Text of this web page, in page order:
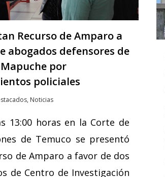
Recurso de Amparo a
abogados defensores de
por
policiales
, Noticias
13:00 horas en la Corte de
de Temuco se presentó
de Amparo a favor de dos
de Centro de Investigación